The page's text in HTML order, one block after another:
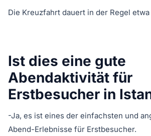
Die Kreuzfahrt dauert in der Regel
Ist dies eine gute
Abendaktivität für
Erstbesucher in
-Ja, es ist eines der einfachsten und
Abend-Erlebnisse für Erstbesucher.